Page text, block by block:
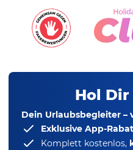
Hol
Dein Urlaubsbegleiter –
Exklusive App-
Komplett kostenlos,